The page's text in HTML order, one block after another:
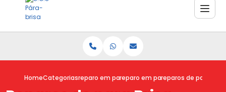
HomeCategoriasreparo em para brisasreparo em para brisa trincado
reparos de para